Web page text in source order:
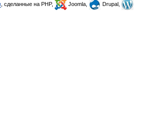
, сделанные на PHP, Joomla,
Drupal,